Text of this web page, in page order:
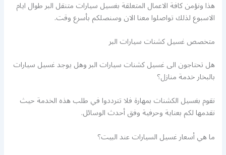
هذا ونؤمن كافة الاعمال المتعلقة بغسيل سيارات متنقل البر طوال ايام
الاسبوع لذلك تواصلوا معنا الان وسنصلكم بأسرع وقت.
متخصص غسيل كشنات سيارات البر
هل تحتاجون الى غسيل كشنات سيارات البر وهل يوجد غسيل سيارات
بالبخار خدمة منازل؟
نقوم بغسيل الكشنات بمهارة فلا تترددوا في طلب هذه الخدمة حيث
نقدمها لكم بعناية وحرفية وفق أحدث الوسائل.
ما هي أسعار غسيل السيارات عند البيت؟